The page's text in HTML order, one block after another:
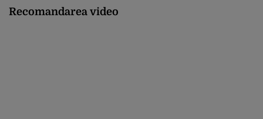
Recomandarea video